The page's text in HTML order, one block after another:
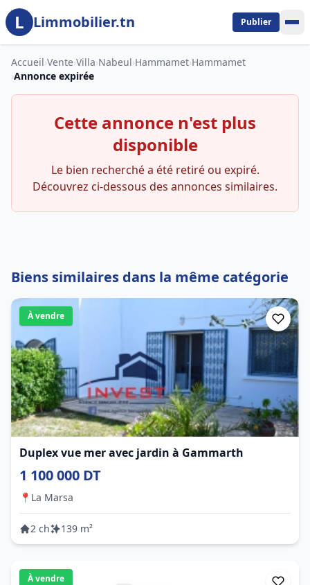
Aller au contenu principal
L Limmobilier.tn Publier
Accueil›Vente›Villa›Nabeul›Hammamet›Hammamet
›Annonce expirée
Cette annonce n'est plus
disponible
Le bien recherché a été retiré ou expiré.
Découvrez ci-dessous des annonces similaires.
Biens similaires dans la même catégorie
À vendre
Duplex vue mer avec jardin à Gammarth
1 100 000 DT
📍 La Marsa
2 ch 139 m²
À vendre